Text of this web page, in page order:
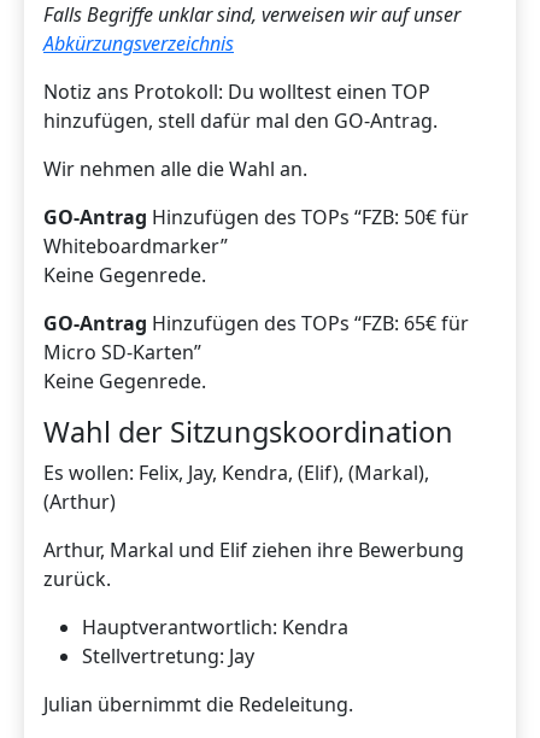
Falls Begriffe unklar sind, verweisen wir auf unser
Abkürzungsverzeichnis
Notiz ans Protokoll: Du wolltest einen TOP
hinzufügen, stell dafür mal den GO-Antrag.
Wir nehmen alle die Wahl an.
GO-Antrag Hinzufügen des TOPs “FZB: 50€ für
Whiteboardmarker”
Keine Gegenrede.
GO-Antrag Hinzufügen des TOPs “FZB: 65€ für
Micro SD-Karten”
Keine Gegenrede.
Wahl der Sitzungskoordination
Es wollen: Felix, Jay, Kendra, (Elif), (Markal),
(Arthur)
Arthur, Markal und Elif ziehen ihre Bewerbung
zurück.
Hauptverantwortlich: Kendra
Stellvertretung: Jay
Julian übernimmt die Redeleitung.